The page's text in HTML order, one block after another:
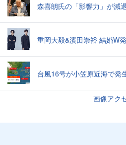
森喜朗氏の「影響力」が減
重岡大毅&濱田崇裕 結婚W
台風16号が小笠原近海で発
画像アク